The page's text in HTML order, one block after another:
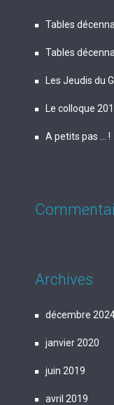
Tables
Tables
Les Jeudis du
Le colloque
A petits pas … !
Archives
décembre
janvier 2020
juin 2019
avril 2019